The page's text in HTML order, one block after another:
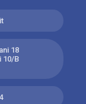
18
10/B